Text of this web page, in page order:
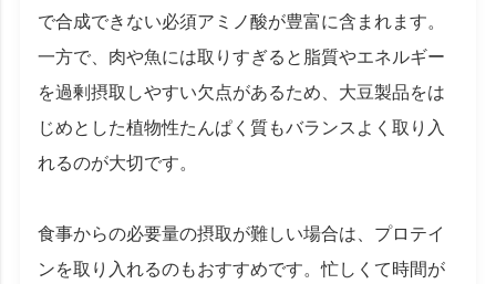
で合成できない必須アミノ酸が豊富に含まれます。
一方で、肉や魚には取りすぎると脂質やエネルギー
を過剰摂取しやすい欠点があるため、大豆製品をは
じめとした植物性たんぱく質もバランスよく取り入
れるのが大切です。
食事からの必要量の摂取が難しい場合は、プロテイ
ンを取り入れるのもおすすめです。忙しくて時間が